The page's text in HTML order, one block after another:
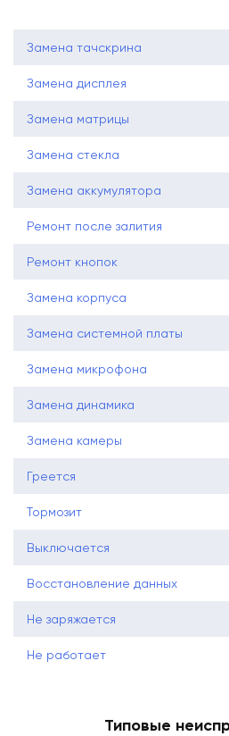
Замена тачскрина
Замена дисплея
Замена матрицы
Замена стекла
Замена аккумулятора
Ремонт после залития
Ремонт кнопок
Замена корпуса
Замена системной платы
Замена микрофона
Замена динамика
Замена камеры
Греется
Тормозит
Выключается
Восстановление данных
Не заряжается
Не работает
Типовые